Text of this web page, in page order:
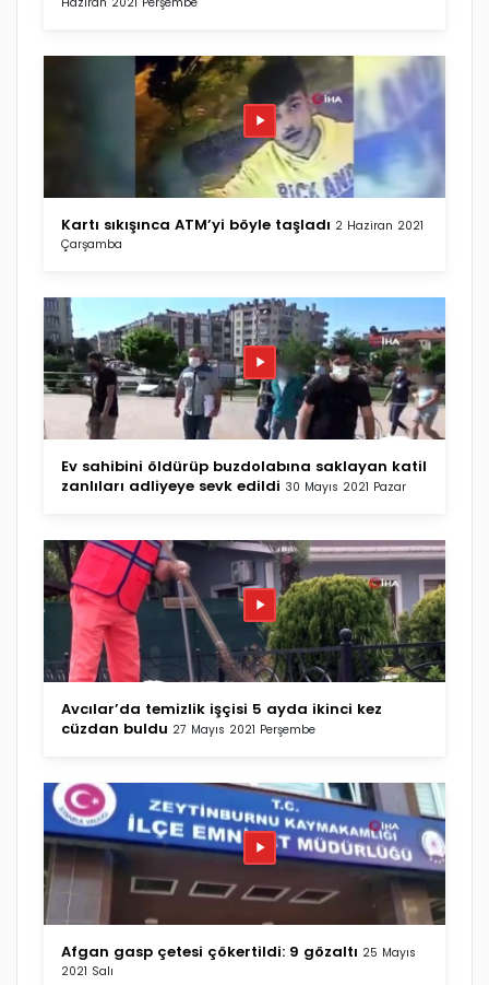
Kartı sıkışınca ATM’yi böyle taşladı 2 Haziran 2021
Çarşamba
Ev sahibini öldürüp buzdolabına saklayan katil
zanlıları adliyeye sevk edildi 30 Mayıs 2021 Pazar
Avcılar’da temizlik işçisi 5 ayda ikinci kez
cüzdan buldu 27 Mayıs 2021 Perşembe
Afgan gasp çetesi çökertildi: 9 gözaltı 25 Mayıs
2021 Salı